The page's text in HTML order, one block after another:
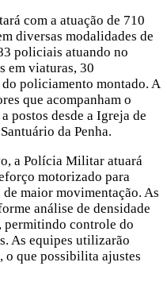
com a atuação de 710
diversas modalidades de
policiais atuando no
em viaturas, 30
policiamento montado. A
que acompanham o
postos desde a Igreja de
da Penha.
a Polícia Militar atuará
motorizado para
maior movimentação. As
análise de densidade
permitindo controle do
As equipes utilizarão
o que possibilita ajustes